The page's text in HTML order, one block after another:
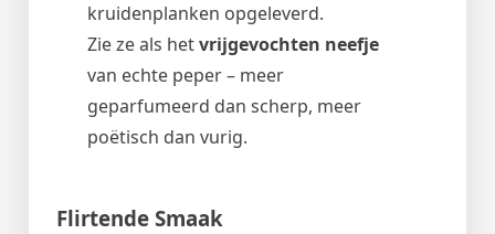
kruidenplanken opgeleverd.
Zie ze als hetvrijgevochten neefje
van echte peper – meer
geparfumeerd dan scherp, meer
poëtisch dan vurig.
Flirtende Smaak